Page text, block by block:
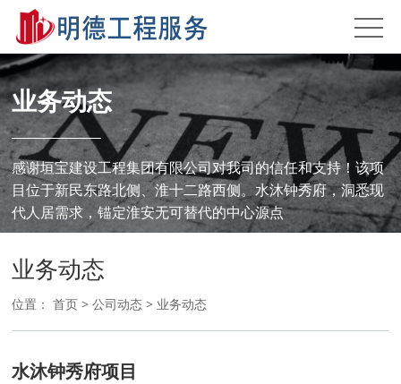
业务动态
感谢垣宝建设工程集团有限公司对我司的信任和支持！该项
目位于新民东路北侧、淮十二路西侧。水沐钟秀府，洞悉现
代人居需求，锚定淮安无可替代的中心源点
业务动态
位置：首页 >公司动态 > 业务动态
水沐钟秀府项目